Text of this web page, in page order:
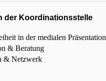
der Koordinationsstelle
in der medialen Präsentation
& Beratung
& Netzwerk